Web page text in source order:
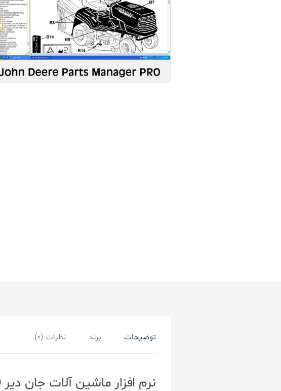
توضیحات برند نظرات (0)
نرم افزار ماشین آلات جان دیر John Deere Parts Manager PRO